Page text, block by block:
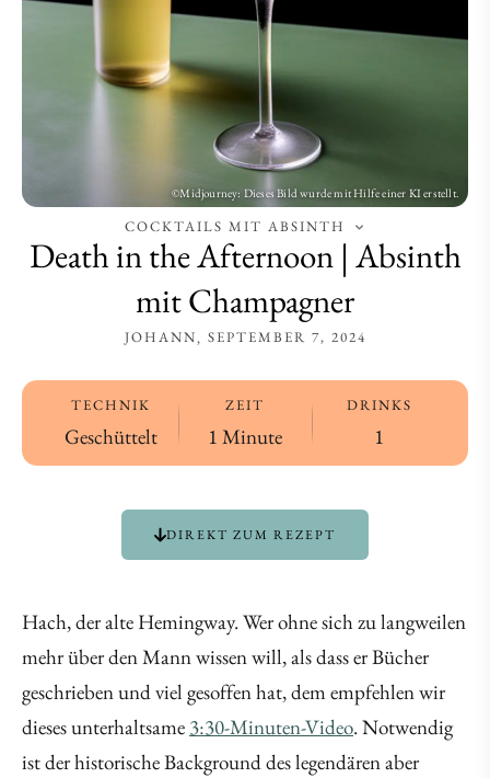
Champagner
Champagner
COCKTAILS MIT ABSINTH
Death in the Afternoon | Absinth
mit Champagner
JOHANN SEPTEMBER 7, 2024
TECHNIK
Geschüttelt
ZEIT
1 Minute
DRINKS
1
DIREKT ZUM REZEPT
Hach, der alte Hemingway. Wer ohne sich zu langweilen
mehr über den Mann wissen will, als dass er Bücher
geschrieben und viel gesoffen hat, dem empfehlen wir
dieses unterhaltsame 3:30-Minuten-Video. Notwendig
ist der historische Background des legendären aber